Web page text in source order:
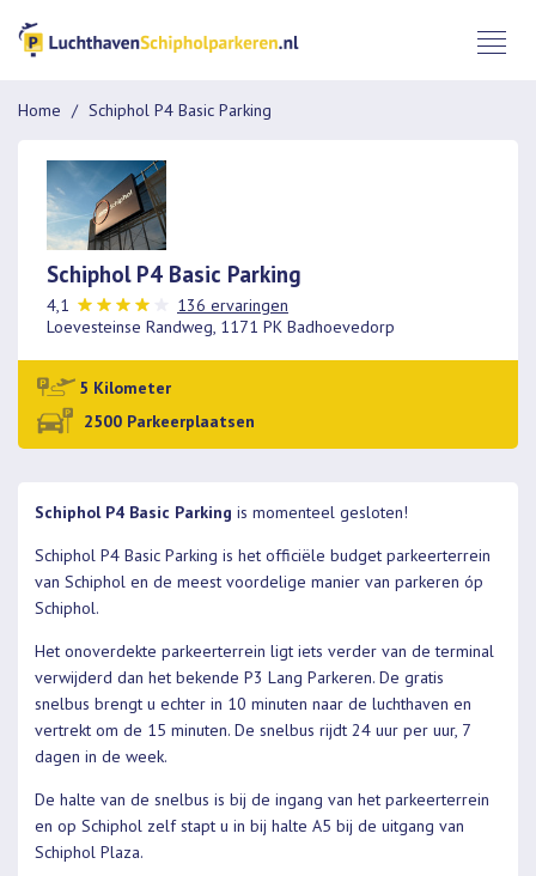
Home Schiphol P4 Basic Parking
Schiphol P4 Basic Parking
4,1
136 ervaringen
Loevesteinse Randweg, 1171 PK Badhoevedorp
5 Kilometer
2500 Parkeerplaatsen
Schiphol P4 Basic Parking is momenteel gesloten!
Schiphol P4 Basic Parking is het officiële budget parkeerterrein
van Schiphol en de meest voordelige manier van parkeren óp
Schiphol.
Het onoverdekte parkeerterrein ligt iets verder van de terminal
verwijderd dan het bekende P3 Lang Parkeren. De gratis
snelbus brengt u echter in 10 minuten naar de luchthaven en
vertrekt om de 15 minuten. De snelbus rijdt 24 uur per uur, 7
dagen in de week.
De halte van de snelbus is bij de ingang van het parkeerterrein
en op Schiphol zelf stapt u in bij halte A5 bij de uitgang van
Schiphol Plaza.